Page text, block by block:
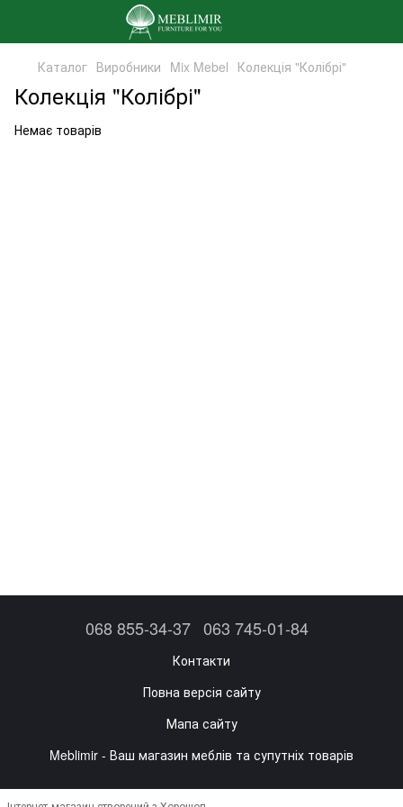
Каталог Виробники Mix Mebel Колекція "Колібрі"
Колекція "Колібрі"
Немає товарів
068 855-34-37 063 745-01-84
Контакти
Повна версія сайту
Мапа сайту
Meblimir - Ваш магазин меблів та супутніх товарів